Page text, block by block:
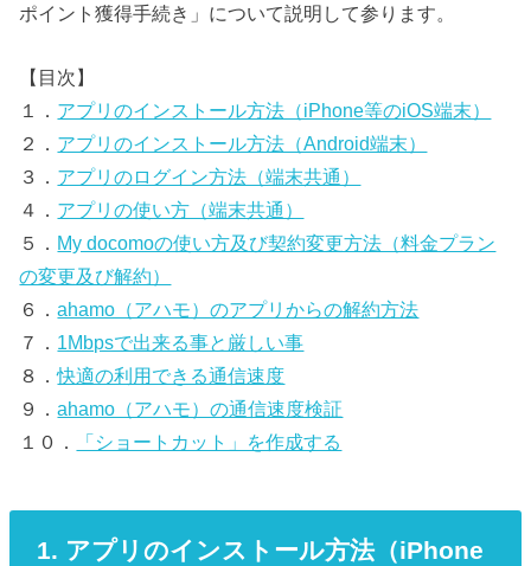
ポイント獲得手続き」について説明して参ります。
【目次】
１． アプリのインストール方法（iPhone等のiOS端末）
２． アプリのインストール方法（Android端末）
３． アプリのログイン方法（端末共通）
４． アプリの使い方（端末共通）
５． My docomoの使い方及び契約変更方法（料金プラン
の変更及び解約）
６．ahamo（アハモ）のアプリからの解約方法
７． 1Mbpsで出来る事と厳しい事
８．快適の利用できる通信速度
９．ahamo（アハモ）の通信速度検証
１０．
「ショートカット」を作成する
1. アプリのインストール方法（iPhone